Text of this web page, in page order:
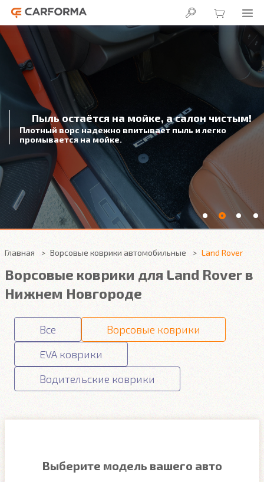
Пыль остаётся на мойке, а салон чистым!
Плотный ворс надежно впитывает пыль и легко
промывается на мойке.
Главная Ворсовые коврики автомобильные Land Rover
Ворсовые коврики для Land Rover в
Нижнем Новгороде
Все
Ворсовые коврики
EVA коврики
Водительские коврики
Выберите модель вашего авто